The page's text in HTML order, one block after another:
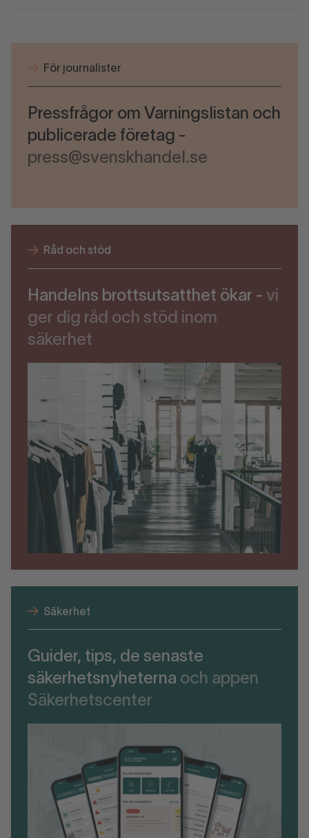
För journalister
Pressfrågor om Varningslistan och
publicerade företag -
press@svenskhandel.se
Råd och stöd
Handelns brottsutsatthet ökar - vi
ger dig råd och stöd inom
säkerhet
Säkerhet
Guider, tips, de senaste
säkerhetsnyheterna och appen
Säkerhetscenter